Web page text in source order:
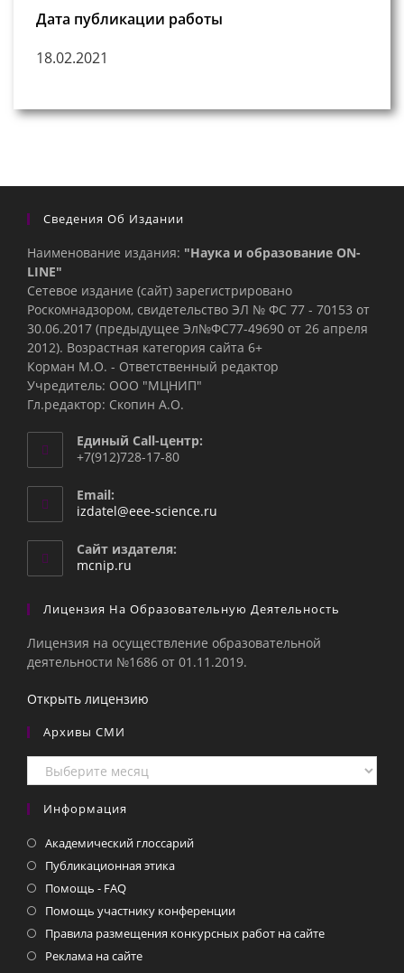
Дата публикации работы
18.02.2021
Сведения Об Издании
Наименование издания: "Наука и образование ON-
LINE"
Сетевое издание (сайт) зарегистрировано
Роскомнадзором, свидетельство ЭЛ № ФС 77 - 70153 от
30.06.2017 (предыдущее Эл№ФC77-49690 от 26 апреля
2012). Возрастная категория сайта 6+
Корман М.О. - Ответственный редактор
Учредитель: ООО "МЦНИП"
Гл.редактор: Скопин А.О.
Единый Call-центр:
+7(912)728-17-80
Email:
izdatel@eee-science.ru
Сайт издателя:
mcnip.ru
Лицензия На Образовательную Деятельность
Лицензия на осуществление образовательной
деятельности №1686 от 01.11.2019.
Открыть лицензию
Архивы СМИ
Архивы
СМИ
Информация
Академический глоссарий
Публикационная этика
Помощь - FAQ
Помощь участнику конференции
Правила размещения конкурсных работ на сайте
Реклама на сайте